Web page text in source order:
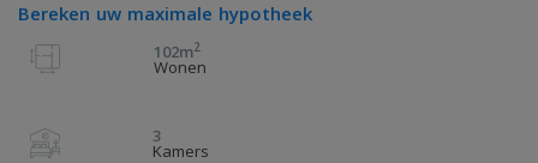
Bereken uw maximale hypotheek
102m2
Wonen
3
Kamers